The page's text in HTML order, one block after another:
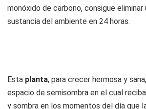
monóxido de carbono, consigue eliminar
sustancia del ambiente en 24 horas.
Esta planta, para crecer hermosa y
espacio de semisombra en el cual
y sombra en los momentos del día que